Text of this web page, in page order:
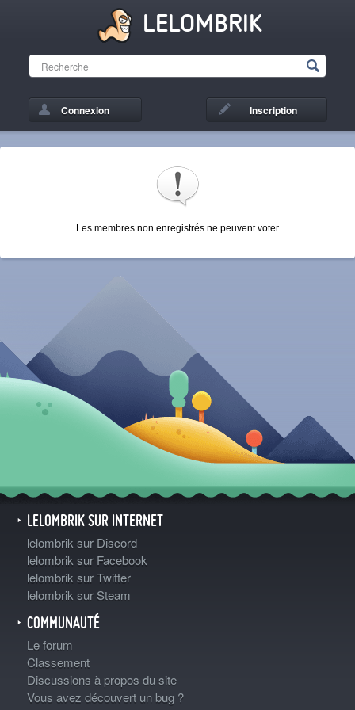
LELOMBRIK
Connexion Inscription
Les membres non enregistrés ne peuvent voter
LELOMBRIK SUR INTERNET
lelombrik sur Discord
lelombrik sur Facebook
lelombrik sur Twitter
lelombrik sur Steam
COMMUNAUTÉ
Le forum
Classement
Discussions à propos du site
Vous avez découvert un bug ?